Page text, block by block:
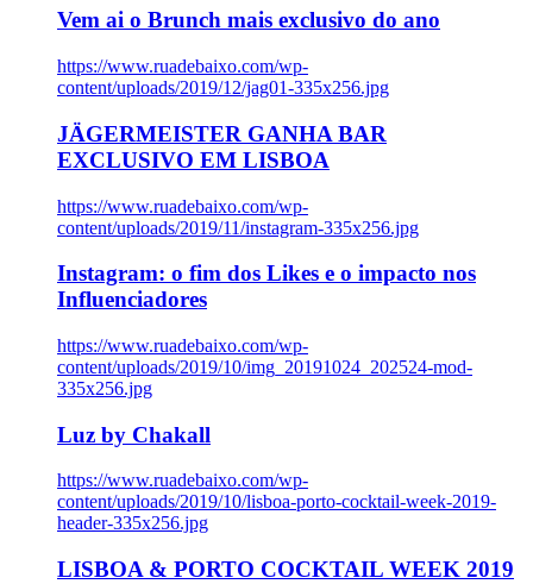
Vem ai o Brunch mais exclusivo do ano
https://www.ruadebaixo.com/wp-
content/uploads/2019/12/jag01-335x256.jpg
JÄGERMEISTER GANHA BAR
EXCLUSIVO EM LISBOA
https://www.ruadebaixo.com/wp-
content/uploads/2019/11/instagram-335x256.jpg
Instagram: o fim dos Likes e o impacto nos
Influenciadores
https://www.ruadebaixo.com/wp-
content/uploads/2019/10/img_20191024_202524-mod-
335x256.jpg
Luz by Chakall
https://www.ruadebaixo.com/wp-
content/uploads/2019/10/lisboa-porto-cocktail-week-2019-
header-335x256.jpg
LISBOA & PORTO COCKTAIL WEEK 2019